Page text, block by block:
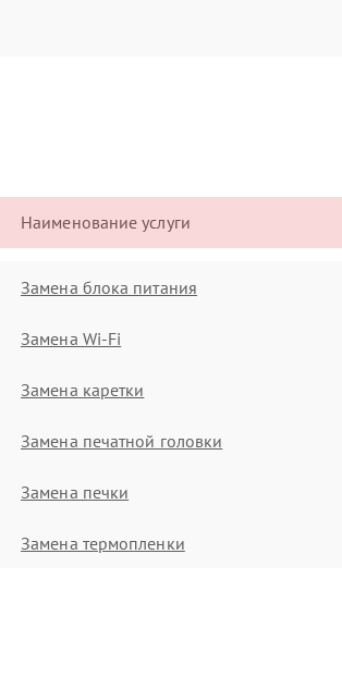
Наименование услуги
Замена блока питания
Замена Wi-Fi
Замена каретки
Замена печатной головки
Замена печки
Замена термопленки